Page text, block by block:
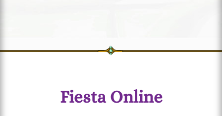
Fiesta Online